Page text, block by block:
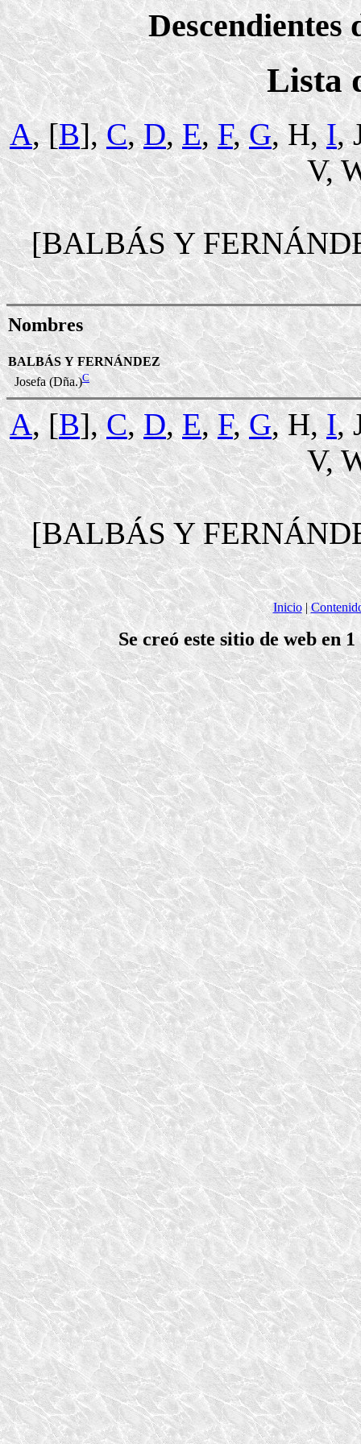
Descendientes
Lista
A, [B],C,D,E,F,G, H,I,
V,
[BALBÁS Y
Nombres
BALBÁS Y FERNÁNDEZ
Josefa (Dña.)C
A, [B],C,D,E,F,G, H,I,
V,
[BALBÁS Y
Inicio|
Se creó este sitio de web en